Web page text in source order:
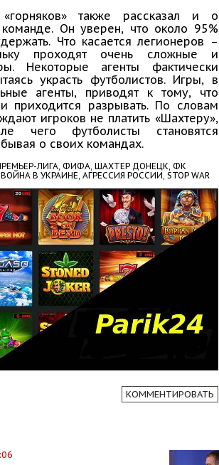
«горняков» также рассказал и о
Он уверен, что около 95%
Что касается легионеров –
проходят очень сложные и
Некоторые агенты фактически
украсть футболистов. Игры, в
агенты, приводят к тому, что
приходится разрывать. По словам
игроков не платить «Шахтеру»,
чего футболисты становятся
о своих командах.
ЛИГА, ФИФА, ШАХТЕР ДОНЕЦК, ФК
ВОЙНА В УКРАИНЕ, АГРЕССИЯ РОССИИ, STOP WAR
КОММЕНТИРОВАТЬ